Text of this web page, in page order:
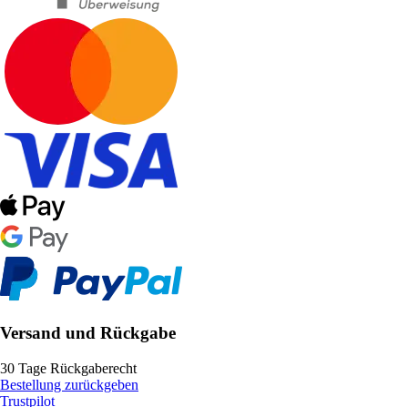
Versand und Rückgabe
30 Tage Rückgaberecht
Bestellung zurückgeben
Trustpilot